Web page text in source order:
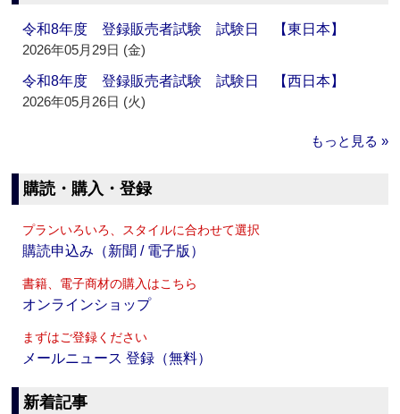
令和8年度 登録販売者試験 試験日 【東日本】
2026年05月29日 (金)
令和8年度 登録販売者試験 試験日 【西日本】
2026年05月26日 (火)
もっと見る »
購読・購入・登録
プランいろいろ、スタイルに合わせて選択
購読申込み（新聞 / 電子版）
書籍、電子商材の購入はこちら
オンラインショップ
まずはご登録ください
メールニュース 登録（無料）
新着記事